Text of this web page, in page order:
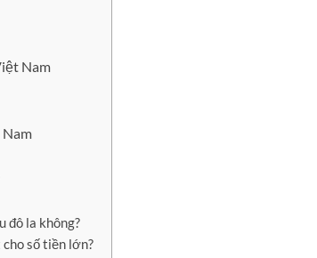
Nam
đô la không?
số tiền lớn?